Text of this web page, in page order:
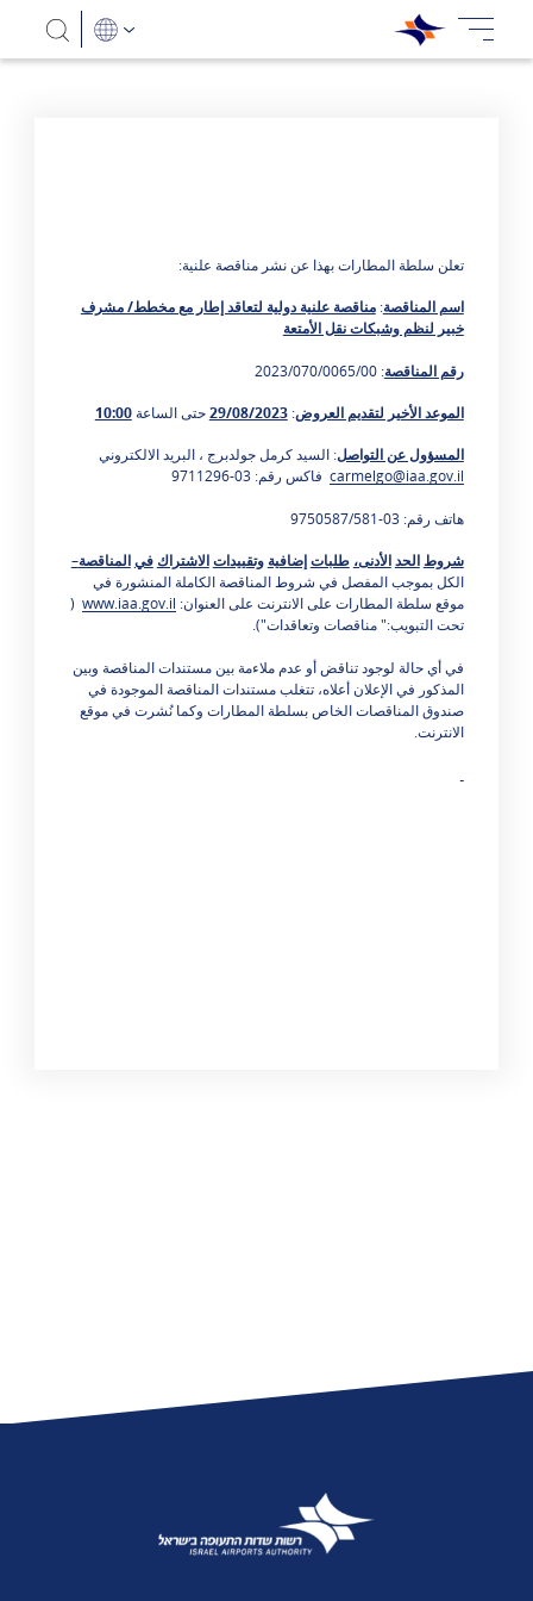
تعلن سلطة المطارات بهذا عن نشر مناقصة علنية:
اسم المناقصة:مناقصة علنية دولية لتعاقد إطار مع مخطط/ مشرف
خبير لنظم وشبكات نقل الأمتعة
رقم المناقصة: 2023/070/0065/00
الموعد الأخير لتقديم العروض:
29/08/2023 حتى الساعة10:00
المسؤول عن التواصل: السيد كرمل جولدبرج ، البريد الالكتروني
carmelgo@iaa.gov.il فاكس رقم: 03-9711296
هاتف رقم: 03-9750587/581
شروط الحد الأدنى، طلبات إضافية وتقييدات الاشتراك في المناقصة–
الكل بموجب المفصل في شروط المناقصة الكاملة المنشورة في
موقع سلطة المطارات على الانترنت على العنوان: www.iaa.gov.il
(
تحت التبويب:" مناقصات وتعاقدات").
في أي حالة لوجود تناقض أو عدم ملاءمة بين مستندات المناقصة وبين
المذكور في الإعلان أعلاه، تتغلب مستندات المناقصة الموجودة في
صندوق المناقصات الخاص بسلطة المطارات وكما نُشرت في موقع
الانترنت.